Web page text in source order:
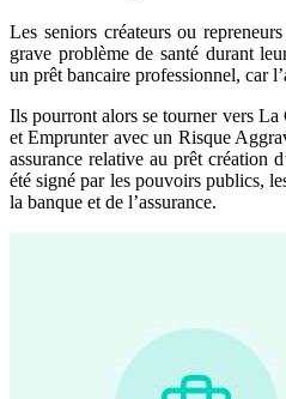
Les seniors créateurs ou
grave problème de santé durant
un prêt bancaire professionnel, car
Ils pourront alors se tourner vers
et Emprunter avec un Risque
assurance relative au prêt création
été signé par les pouvoirs publics,
la banque et de l’assurance.